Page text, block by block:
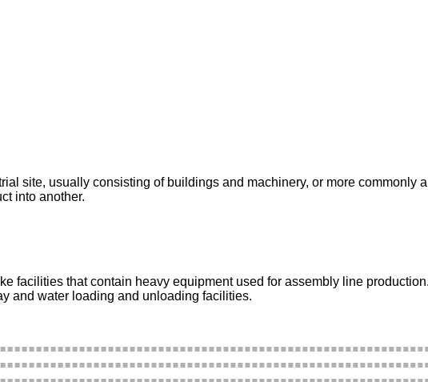
site, usually consisting of buildings and machinery, or more
into another.
facilities that contain heavy equipment used for assembly line
and water loading and unloading facilities.